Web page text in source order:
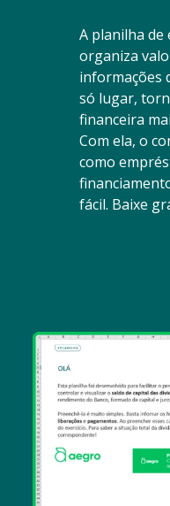
A planilha
organiza
informações
só lugar,
financeira
Com ela, o
como
fácil. Baixe